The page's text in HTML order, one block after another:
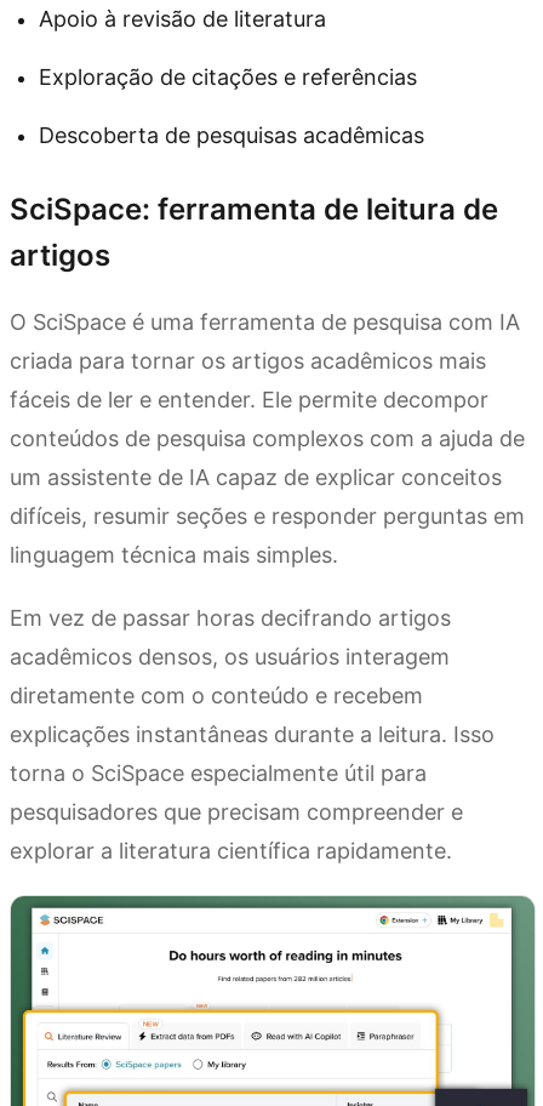
Apoio à revisão de literatura
Exploração de citações e referências
Descoberta de pesquisas acadêmicas
SciSpace: ferramenta de leitura de
artigos
O SciSpace é uma ferramenta de pesquisa com IA
criada para tornar os artigos acadêmicos mais
fáceis de ler e entender. Ele permite decompor
conteúdos de pesquisa complexos com a ajuda de
um assistente de IA capaz de explicar conceitos
difíceis, resumir seções e responder perguntas em
linguagem técnica mais simples.
Em vez de passar horas decifrando artigos
acadêmicos densos, os usuários interagem
diretamente com o conteúdo e recebem
explicações instantâneas durante a leitura. Isso
torna o SciSpace especialmente útil para
pesquisadores que precisam compreender e
explorar a literatura científica rapidamente.